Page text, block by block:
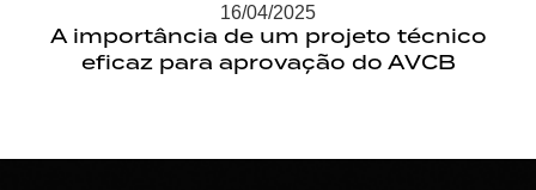
16/04/2025
A importância de um projeto técnico
eficaz para aprovação do AVCB